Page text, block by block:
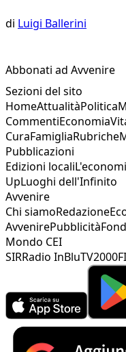
di Luigi Ballerini
Abbonati ad Avvenire
Sezioni del sito
HomeAttualitàPolitica
CommentiEconomia
CuraFamigliaRubriche
Pubblicazioni
Edizioni locali
UpLuoghi dell'Infinito
Avvenire
Chi siamoRedazione
AvvenirePubblicità
Mondo CEI
SIRRadio InBluTV2000